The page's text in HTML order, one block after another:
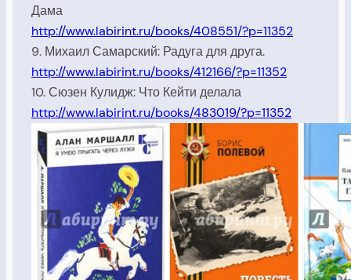
Дама
http://www.labirint.ru/books/408551/?p=11352
9. Михаил Самарский: Радуга для друга.
http://www.labirint.ru/books/412166/?p=11352
10. Сюзен Кулидж: Что Кейти делала
http://www.labirint.ru/books/483019/?p=11352